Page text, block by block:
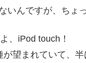
いんですが、ちょ
、iPod touch！
望まれていて、